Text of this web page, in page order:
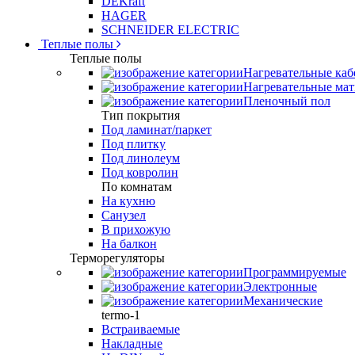
HAGER
SCHNEIDER ELECTRIC
Теплые полы
Теплые полы
Нагревательные
Нагревательные
Пленочный пол
Тип покрытия
Под ламинат/паркет
Под плитку
Под линолеум
Под ковролин
По комнатам
На кухню
Санузел
В прихожую
На балкон
Терморегуляторы
Программируемые
Электронные
Механические
termo-1
Встраиваемые
Накладные